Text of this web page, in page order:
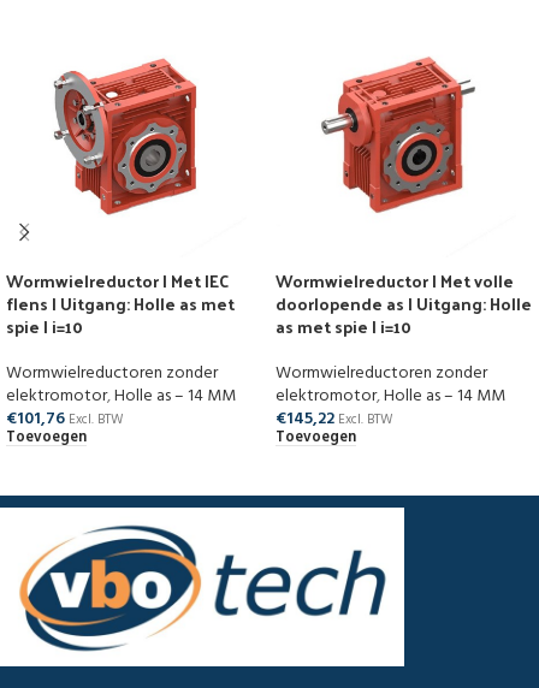
Wormwielreductor | Met IEC
flens | Uitgang: Holle as met
spie | i=10
Wormwielreductoren zonder
elektromotor,Holle as – 14 MM
€101,76 Excl. BTW
Toevoegen
Wormwielreductor | Met volle
doorlopende as | Uitgang: Holle
as met spie | i=10
Wormwielreductoren zonder
elektromotor,Holle as – 14 MM
€145,22 Excl. BTW
Toevoegen